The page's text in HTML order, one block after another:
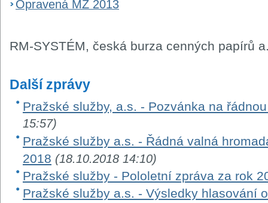
Opravená MZ 2013
RM-SYSTÉM, česká burza cenných papírů
Další zprávy
Pražské služby, a.s. - Pozvánka na
15:57)
Pražské služby a.s. - Řádná valná
2018 (18.10.2018 14:10)
Pražské služby - Pololetní zpráva za rok
Pražské služby a.s. - Výsledky hlasování